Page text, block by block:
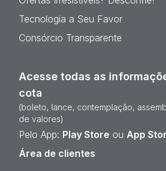
Tecnologia a Seu Favor
Consórcio Transparente
Acesse todas as
cota
(boleto, lance, contemplação,
de valores)
Pelo App: Play Store ou App
Área de clientes